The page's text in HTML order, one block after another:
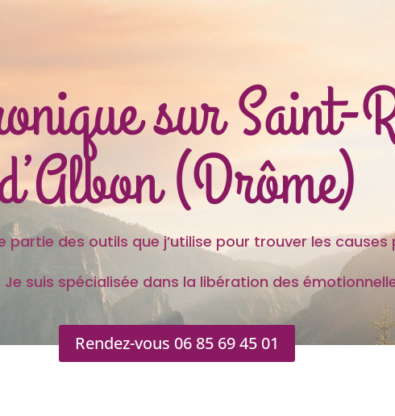
sur Saint-
(Drôme)
que j’utilise pour trouver les causes
spécialisée dans la libération des
Rendez-vous 06 85 69 45 01